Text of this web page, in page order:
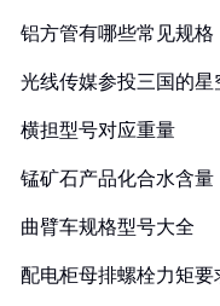
铝方管有哪些常见规格
光线传媒参投三国的星
横担型号对应重量
锰矿石产品化合水含量
曲臂车规格型号大全
配电柜母排螺栓力矩